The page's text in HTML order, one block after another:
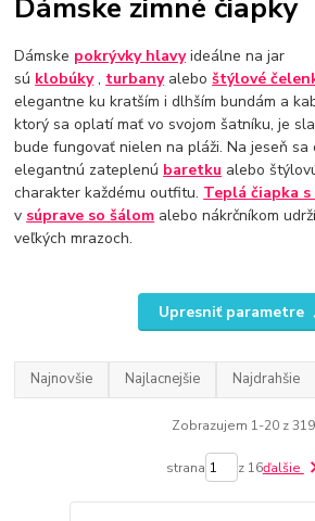
Dámske pokrývky hlavyideálne na jar
sú klobúky, turbanyaleboštýlové
elegantne ku kratším i dlhším bundám a
ktorý sa oplatí mať vo svojom šatníku, je
bude fungovať nielen na pláži. Na jeseň
elegantnú zateplenú baretku alebo
charakter každému outfitu. Teplá čiapka
v súprave so šálom alebo nákrčníkom
veľkých mrazoch.
Upresniť parametre
Najnovšie Najlacnejšie Najdrahšie
Zobrazujem 1-20 z 319
strana z 16ďalšie